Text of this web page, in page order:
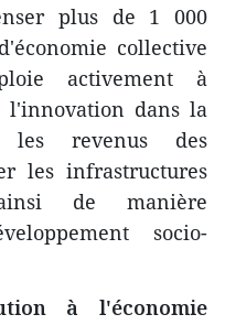
plus de 1 000
collective
activement à
l'innovation dans la
les revenus des
les infrastructures
de manière
socio-
à l'économie